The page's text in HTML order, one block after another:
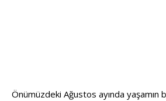
Önümüzdeki Ağustos ayında yaşamın